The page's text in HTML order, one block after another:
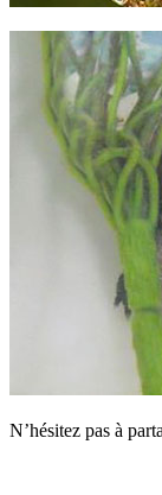
N’hésitez pas à